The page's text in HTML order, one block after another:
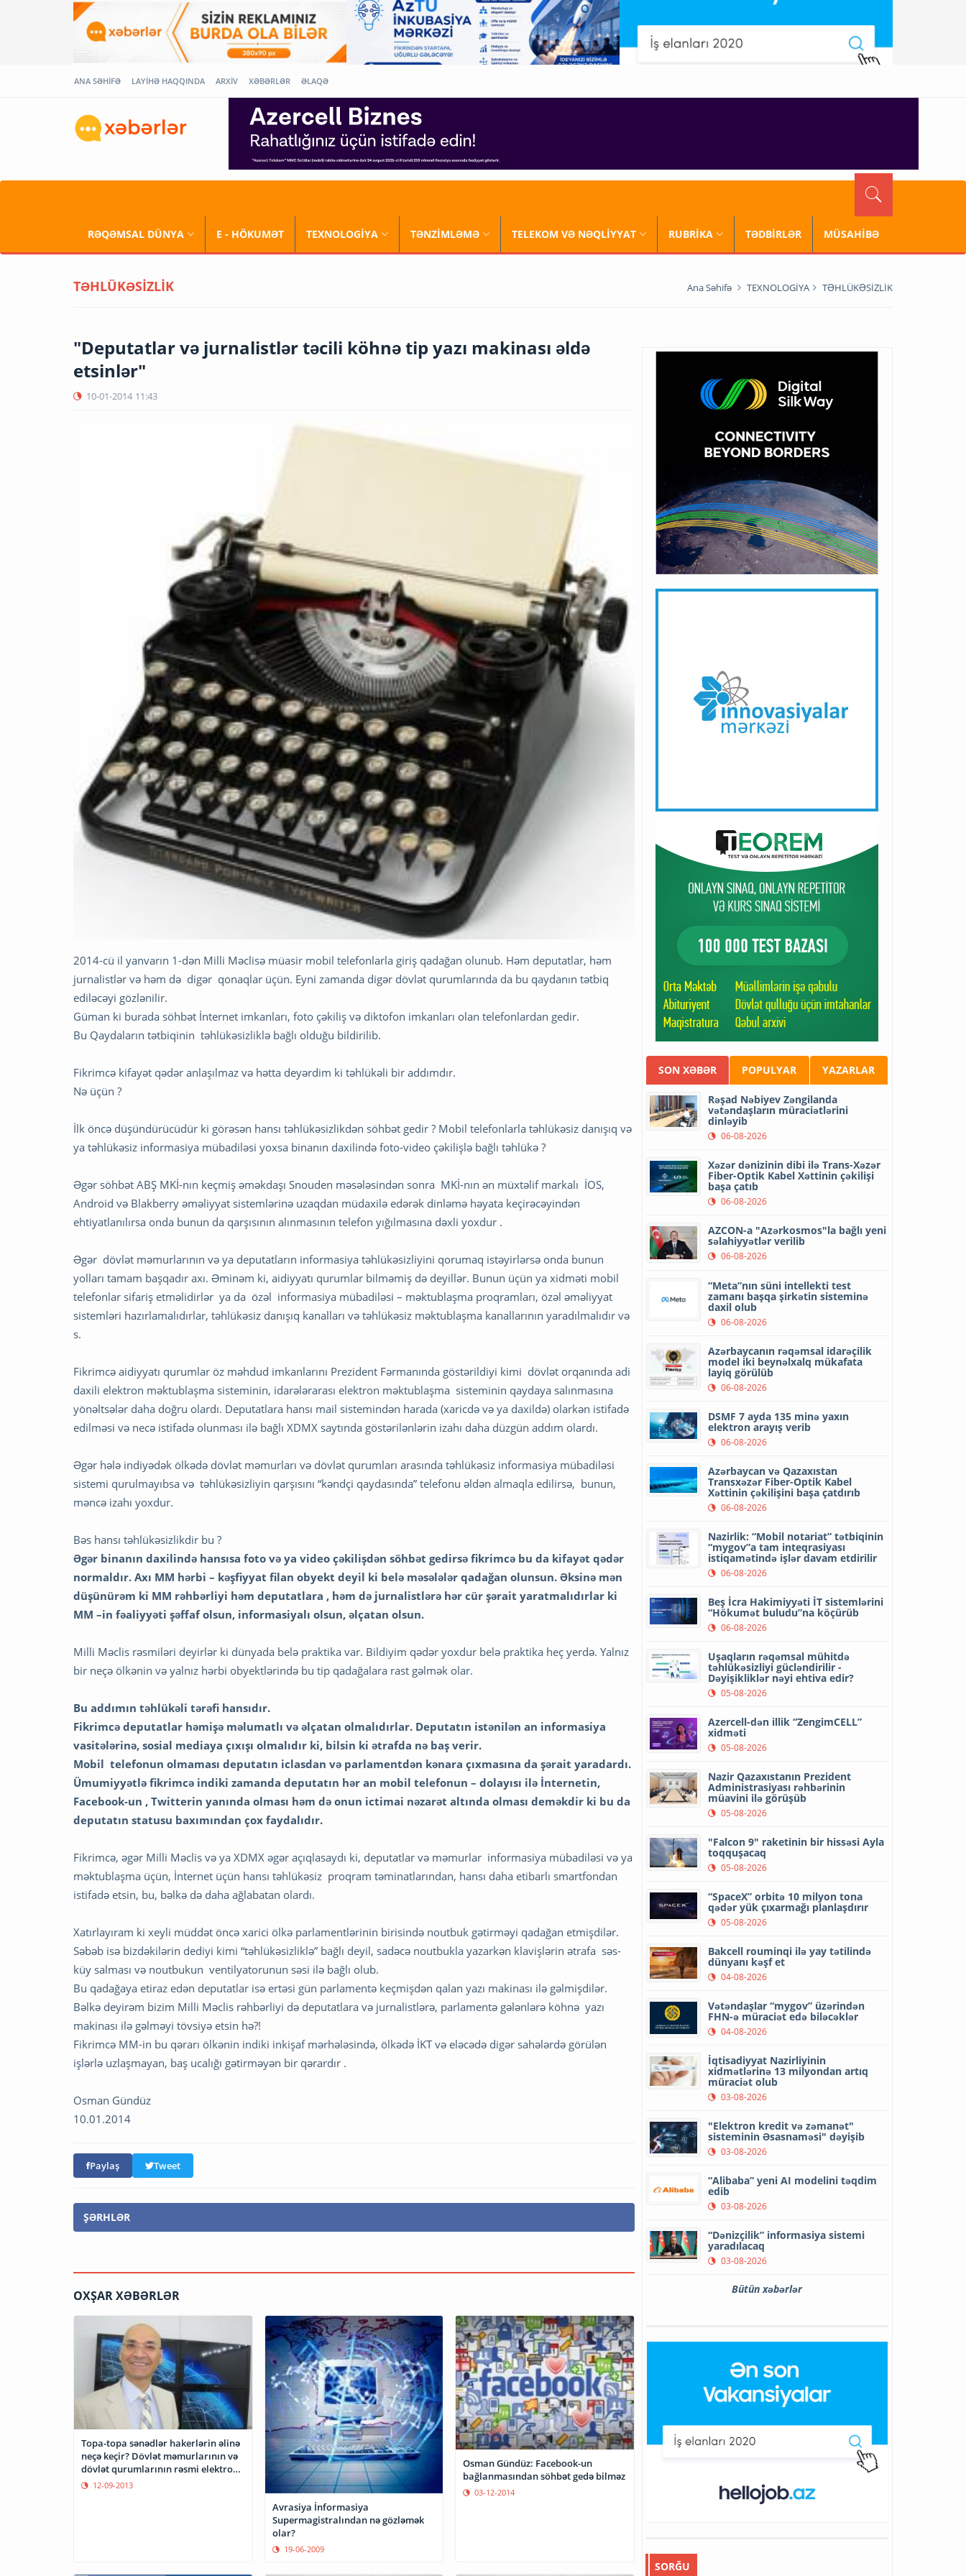
ANA SƏHİFƏ LAYİHƏ HAQQINDA ARXİV XƏBƏRLƏR ƏLAQƏ
RƏQƏMSAL DÜNYA E - HÖKUMƏT TEXNOLOGİYA TƏNZİMLƏMƏ TELEKOM VƏ NƏQLİYYAT RUBRİKA TƏDBİRLƏR MÜSAHİBƏ
TƏHLÜKƏSİZLİK Ana Səhifə TEXNOLOGİYA TƏHLÜKƏSİZLİK
"Deputatlar və jurnalistlər təcili köhnə tip yazı makinası əldə
etsinlər"
10-01-2014 11:43
2014-cü il yanvarın 1-dən Milli Məclisə müasir mobil telefonlarla giriş qadağan olunub. Həm deputatlar, həm
jurnalistlər və həm də digər qonaqlar üçün. Eyni zamanda digər dövlət qurumlarında da bu qaydanın tətbiq
ediləcəyi gözlənilir.
Güman ki burada söhbət İnternet imkanları, foto çəkiliş və diktofon imkanları olan telefonlardan gedir.
Bu Qaydaların tətbiqinin təhlükəsizliklə bağlı olduğu bildirilib.
Fikrimcə kifayət qədər anlaşılmaz və hətta deyərdim ki təhlükəli bir addımdır.
Nə üçün ?
İlk öncə düşündürücüdür ki görəsən hansı təhlükəsizlikdən söhbət gedir ? Mobil telefonlarla təhlükəsiz danışıq və
ya təhlükəsiz informasiya mübadiləsi yoxsa binanın daxilində foto-video çəkilişlə bağlı təhlükə ?
Əgər söhbət ABŞ MKİ-nın keçmiş əməkdaşı Snouden məsələsindən sonra MKİ-nın ən müxtəlif markalı İOS,
Android və Blakberry əməliyyat sistemlərinə uzaqdan müdaxilə edərək dinləmə həyata keçirəcəyindən
ehtiyatlanılırsa onda bunun da qarşısının alınmasının telefon yığılmasına dəxli yoxdur .
Əgər dövlət məmurlarının və ya deputatların informasiya təhlükəsizliyini qorumaq istəyirlərsə onda bunun
yolları tamam başqadır axı. Əminəm ki, aidiyyatı qurumlar bilməmiş də deyillər. Bunun üçün ya xidməti mobil
telefonlar sifariş etməlidirlər ya da özəl informasiya mübadiləsi – məktublaşma proqramları, özəl əməliyyat
sistemləri hazırlamalıdırlar, təhlükəsiz danışıq kanalları və təhlükəsiz məktublaşma kanallarının yaradılmalıdır və
s.
Fikrimcə aidiyyatı qurumlar öz məhdud imkanlarını Prezident Fərmanında göstərildiyi kimi dövlət orqanında adi
daxili elektron məktublaşma sisteminin, idarələrarası elektron məktublaşma sisteminin qaydaya salınmasına
yönəltsələr daha doğru olardı. Deputatlara hansı mail sistemindən harada (xaricdə və ya daxildə) olarkən istifadə
edilməsi və necə istifadə olunması ilə bağlı XDMX saytında göstərilənlərin izahı daha düzgün addım olardı.
Əgər hələ indiyədək ölkədə dövlət məmurları və dövlət qurumları arasında təhlükəsiz informasiya mübadiləsi
sistemi qurulmayıbsa və təhlükəsizliyin qarşısını “kəndçi qaydasında” telefonu əldən almaqla edilirsə, bunun,
məncə izahı yoxdur.
Bəs hansı təhlükəsizlikdir bu ?
Əgər binanın daxilində hansısa foto və ya video çəkilişdən söhbət gedirsə fikrimcə bu da kifayət qədər
normaldır. Axı MM hərbi – kəşfiyyat filan obyekt deyil ki belə məsələlər qadağan olunsun. Əksinə mən
düşünürəm ki MM rəhbərliyi həm deputatlara , həm də jurnalistlərə hər cür şərait yaratmalıdırlar ki
MM –in fəaliyyəti şəffaf olsun, informasiyalı olsun, əlçatan olsun.
Milli Məclis rəsmiləri deyirlər ki dünyada belə praktika var. Bildiyim qədər yoxdur belə praktika heç yerdə. Yalnız
bir neçə ölkənin və yalnız hərbi obyektlərində bu tip qadağalara rast gəlmək olar.
Bu addımın təhlükəli tərəfi hansıdır.
Fikrimcə deputatlar həmişə məlumatlı və əlçatan olmalıdırlar. Deputatın istənilən an informasiya
vasitələrinə, sosial mediaya çıxışı olmalıdır ki, bilsin ki ətrafda nə baş verir.
Mobil telefonun olmaması deputatın iclasdan və parlamentdən kənara çıxmasına da şərait yaradardı.
Ümumiyyətlə fikrimcə indiki zamanda deputatın hər an mobil telefonun – dolayısı ilə İnternetin,
Facebook-un , Twitterin yanında olması həm də onun ictimai nəzarət altında olması deməkdir ki bu da
deputatın statusu baxımından çox faydalıdır.
Fikrimcə, əgər Milli Məclis və ya XDMX əgər açıqlasaydı ki, deputatlar və məmurlar informasiya mübadiləsi və ya
məktublaşma üçün, İnternet üçün hansı təhlükəsiz proqram təminatlarından, hansı daha etibarlı smartfondan
istifadə etsin, bu, bəlkə də daha ağlabatan olardı.
Xatırlayıram ki xeyli müddət öncə xarici ölkə parlamentlərinin birisində noutbuk gətirməyi qadağan etmişdilər.
Səbəb isə bizdəkilərin dediyi kimi “təhlükəsizliklə” bağlı deyil, sadəcə noutbukla yazarkən klavişlərin ətrafa səs-
küy salması və noutbukun ventilyatorunun səsi ilə bağlı olub.
Bu qadağaya etiraz edən deputatlar isə ertəsi gün parlamentə keçmişdən qalan yazı makinası ilə gəlmişdilər.
Bəlkə deyirəm bizim Milli Məclis rəhbərliyi də deputatlara və jurnalistlərə, parlamentə gələnlərə köhnə yazı
makinası ilə gəlməyi tövsiyə etsin hə?!
Fikrimcə MM-in bu qərarı ölkənin indiki inkişaf mərhələsində, ölkədə İKT və eləcədə digər sahələrdə görülən
işlərlə uzlaşmayan, baş ucalığı gətirməyən bir qərardır .
Osman Gündüz
10.01.2014
Paylaş Tweet
ŞƏRHLƏR
OXŞAR XƏBƏRLƏR
Topa-topa sənədlər hakerlərin əlinə
neçə keçir? Dövlət məmurlarının və
dövlət qurumlarının rəsmi elektron
məktublaşması necə həyata keçirilir
12-09-2013
Avrasiya İnformasiya
Supermagistralından nə gözləmək
olar?
19-06-2009
Osman Gündüz: Facebook-un
bağlanmasından söhbət gedə bilməz
03-12-2014
SON XƏBƏR POPULYAR YAZARLAR
Rəşad Nəbiyev Zəngilanda
vətəndaşların müraciətlərini
dinləyib
06-08-2026
Xəzər dənizinin dibi ilə Trans-Xəzər
Fiber-Optik Kabel Xəttinin çəkilişi
başa çatıb
06-08-2026
AZCON-a "Azərkosmos"la bağlı yeni
səlahiyyətlər verilib
06-08-2026
“Meta”nın süni intellekti test
zamanı başqa şirkətin sisteminə
daxil olub
06-08-2026
Azərbaycanın rəqəmsal idarəçilik
model iki beynəlxalq mükafata
layiq görülüb
06-08-2026
DSMF 7 ayda 135 minə yaxın
elektron arayış verib
06-08-2026
Azərbaycan və Qazaxıstan
Transxəzər Fiber-Optik Kabel
Xəttinin çəkilişini başa çatdırıb
06-08-2026
Nazirlik: “Mobil notariat” tətbiqinin
“mygov”a tam inteqrasiyası
istiqamətində işlər davam etdirilir
06-08-2026
Beş İcra Hakimiyyəti İT sistemlərini
“Hökumət buludu”na köçürüb
06-08-2026
Uşaqların rəqəmsal mühitdə
təhlükəsizliyi gücləndirilir -
Dəyişikliklər nəyi ehtiva edir?
05-08-2026
Azercell-dən illik “ZengimCELL”
xidməti
05-08-2026
Nazir Qazaxıstanın Prezident
Administrasiyası rəhbərinin
müavini ilə görüşüb
05-08-2026
"Falcon 9" raketinin bir hissəsi Ayla
toqquşacaq
05-08-2026
“SpaceX” orbitə 10 milyon tona
qədər yük çıxarmağı planlaşdırır
05-08-2026
Bakcell rouminqi ilə yay tətilində
dünyanı kəşf et
04-08-2026
Vətəndaşlar “mygov” üzərindən
FHN-ə müraciət edə biləcəklər
04-08-2026
İqtisadiyyat Nazirliyinin
xidmətlərinə 13 milyondan artıq
müraciət olub
03-08-2026
"Elektron kredit və zəmanət"
sisteminin Əsasnaməsi" dəyişib
03-08-2026
“Alibaba” yeni AI modelini təqdim
edib
03-08-2026
“Dənizçilik” informasiya sistemi
yaradılacaq
03-08-2026
Bütün xəbərlər
SORĞU